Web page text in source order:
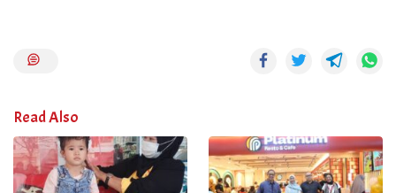
Read Also